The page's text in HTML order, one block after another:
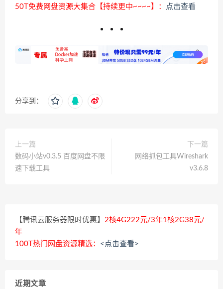
50T免费网盘资源大集合【持续更中~~~~】： 点击查看
分享到：
上一篇
数码小站v0.3.5 百度网盘不限
速下载工具
下一篇
网络抓包工具Wireshark
v3.6.8
【腾讯云服务器限时优惠】 2核4G222元/3年1核2G38元/
年
100T热门网盘资源精选： <点击查看>
近期文章